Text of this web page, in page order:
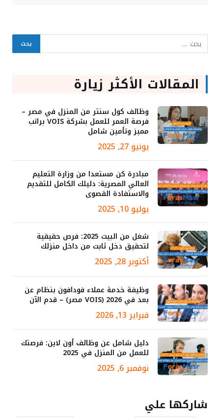
المقالات الأكثر زيارة
وظائف كول سنتر من المنزل في مصر –
فرصة العمر للعمل بشركة VOIS براتب
مميز وتأمين شامل
يونيو 27, 2025
مبادرة كن مستعدا من وزارة التعليم
العالي المصرية: دليلك الكامل للتقديم
والاستفادة القصوى
يوليو 10, 2025
شغل من البيت 2025: فرص حقيقية
لتحقيق دخل ثابت من داخل منزلك
أكتوبر 28, 2025
وظيفة خدمة عملاء فودافون بنظام عن
بعد في 2026 (VOIS مصر) – قدم الآن
فبراير 13, 2026
دليل شامل عن وظائف أون لاين: فرصتك
للعمل من المنزل في 2025
نوفمبر 6, 2025
شاركها علي